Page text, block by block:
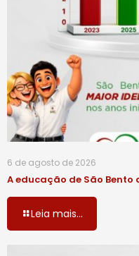
6 de agosto de 2026
A educação de São
Leia mais...